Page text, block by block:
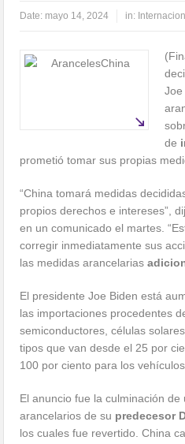
Date: mayo 14, 2024 in:
de
prometió tomar sus propias
“China tomará medidas
propios derechos e intereses”,
en un comunicado el martes.
corregir inmediatamente sus
las medidas arancelarias
El presidente Joe Biden está
las importaciones procedentes
semiconductores, células
tipos que van desde el 25 por
100 por ciento para los
El anuncio fue la culminación
arancelarios de su predecesor
los cuales fue revertido. China